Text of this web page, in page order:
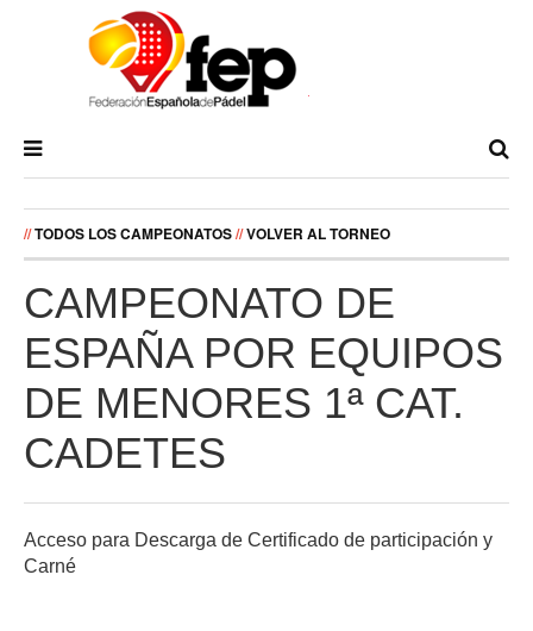
//TODOS LOS CAMPEONATOS//VOLVER AL TORNEO
CAMPEONATO DE
ESPAÑA POR EQUIPOS
DE MENORES 1ª CAT.
CADETES
Acceso para Descarga de Certificado de participación y
Carné